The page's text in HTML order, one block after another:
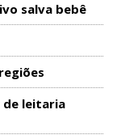
salva bebê
de leitaria